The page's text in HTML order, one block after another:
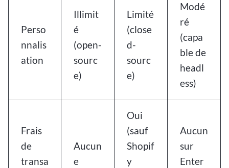
Perso
nnalis
ation
Illimit
é
(open-
sourc
e)
Limité
(close
d-
sourc
e)
Modé
ré
(capa
ble de
headl
ess)
Frais
de
transa
Aucun
e
Oui
(sauf
Shopif
y
Aucun
sur
Enter